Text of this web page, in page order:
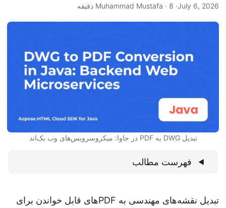
July 6, 2026· Muhammad Mustafa · 8 دقیقه
تبدیل DWG به PDF در جاوا: میکروسرویس‌های وب بک‌اند
فهرست مطالب
تبدیل نقشه‌های مهندسی به PDFهای قابل خواندن برای